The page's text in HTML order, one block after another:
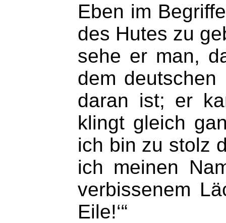
Eben im
des Hutes zu
sehe er man,
dem deutschen
daran ist; er
klingt gleich
ich bin zu stolz
ich meinen
verbissenem
Eile!‘“